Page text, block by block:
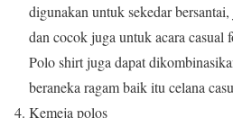
digunakan untuk sekedar
dan cocok juga untuk acara casual
Polo shirt juga dapat
beraneka ragam baik itu celana
Kemeja polos